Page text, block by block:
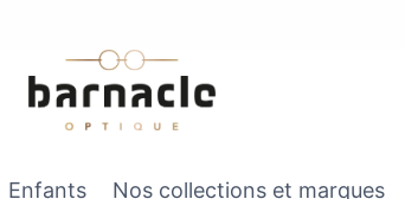
Enfants Nos collections et marques